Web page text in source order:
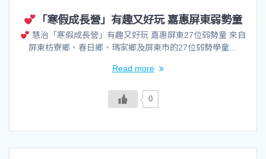
「寒假成長營」有趣又好玩 嘉惠屏東弱勢童
慧治「寒假成長營」有趣又好玩 嘉惠屏東27位弱勢童 來自
屏東枋寮鄉、春日鄉、瑪家鄉及屏東市的27位弱勢學童…
Read more
0